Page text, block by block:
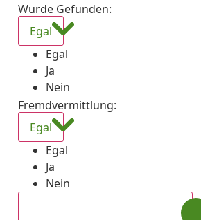
Wurde Gefunden:
Egal
Egal
Ja
Nein
Fremdvermittlung:
Egal
Egal
Ja
Nein